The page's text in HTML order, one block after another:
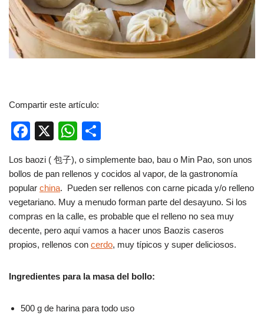
Compartir este artículo:
F
c
e
b
o
o
X
W
at
s
A
p
p
m
p
ar
tir
Los baozi ( 包子), o simplemente bao, bau o Min Pao, son unos
bollos de pan rellenos y cocidos al vapor, de la gastronomía
popular china. Pueden ser rellenos con carne picada y/o relleno
vegetariano. Muy a menudo forman parte del desayuno. Si los
compras en la calle, es probable que el relleno no sea muy
decente, pero aquí vamos a hacer unos Baozis caseros
propios, rellenos con cerdo, muy típicos y super deliciosos.
Ingredientes para la masa del bollo:
500 g de harina para todo uso